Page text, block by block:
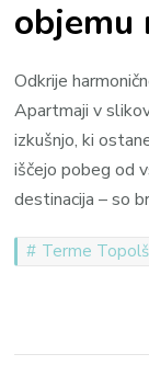
objemu
Odkrije
Apartmaji v
izkušnjo, ki
iščejo pobeg od
destinacija – so
Terme